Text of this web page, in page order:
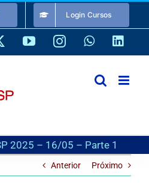
Login Cursos
YouTubeInstagramWhatsApp
2025 – 16/05 – Parte 1
Anterior Próximo